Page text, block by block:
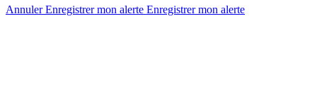
AnnulerEnregistrer mon alerte Enregistrermon alerte